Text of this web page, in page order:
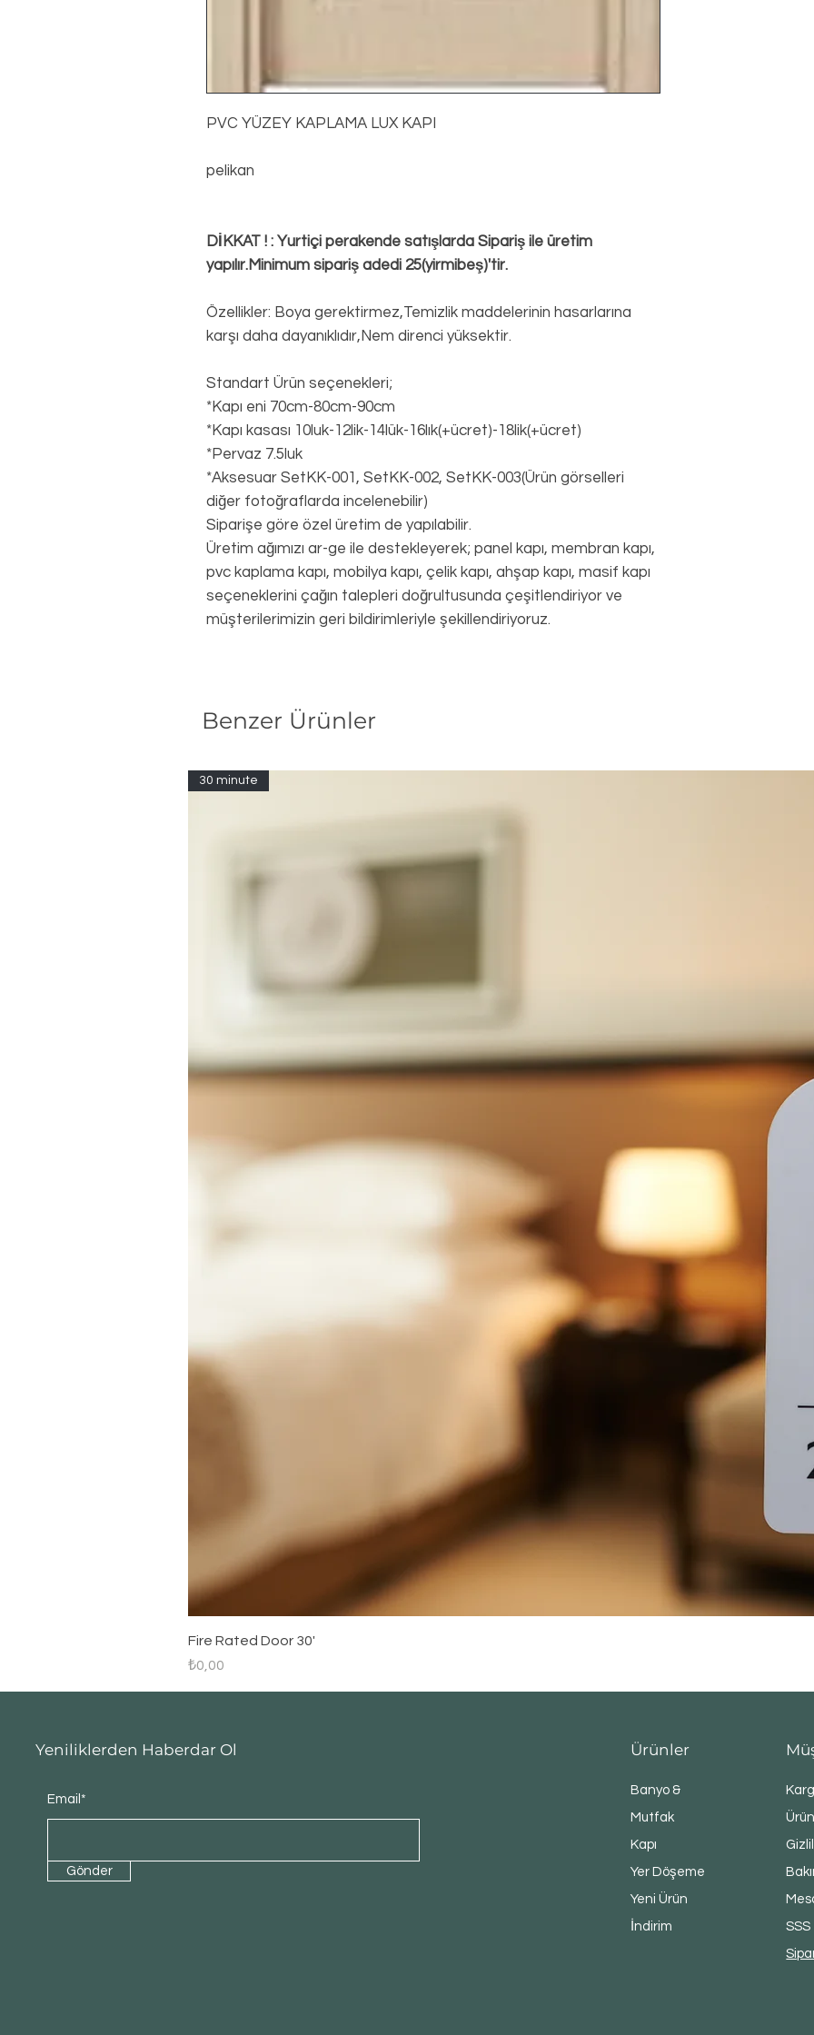
PVC YÜZEY KAPLAMA LUX KAPI
pelikan
DİKKAT ! : Yurtiçi perakende satışlarda Sipariş ile üretim
yapılır.Minimum sipariş adedi 25(yirmibeş)'tir.
Özellikler: Boya gerektirmez,Temizlik maddelerinin hasarlarına
karşı daha dayanıklıdır,Nem direnci yüksektir.
Standart Ürün seçenekleri;
*Kapı eni 70cm-80cm-90cm
*Kapı kasası 10luk-12lik-14lük-16lık(+ücret)-18lik(+ücret)
*Pervaz 7.5luk
*Aksesuar SetKK-001, SetKK-002, SetKK-003(Ürün görselleri
diğer fotoğraflarda incelenebilir)
Siparişe göre özel üretim de yapılabilir.
Üretim ağımızı ar-ge ile destekleyerek; panel kapı, membran kapı,
pvc kaplama kapı, mobilya kapı, çelik kapı, ahşap kapı, masif kapı
seçeneklerini çağın talepleri doğrultusunda çeşitlendiriyor ve
müşterilerimizin geri bildirimleriyle şekillendiriyoruz.
Benzer Ürünler
30 minute
Fire Rated Door 30'
Fiyat
₺0,00
Yeniliklerden Haberdar Ol
Email*
Gönder
Ürünler
Banyo &
Mutfak
Kapı
Yer Döşeme
Yeni Ürün
İndirim
SSS